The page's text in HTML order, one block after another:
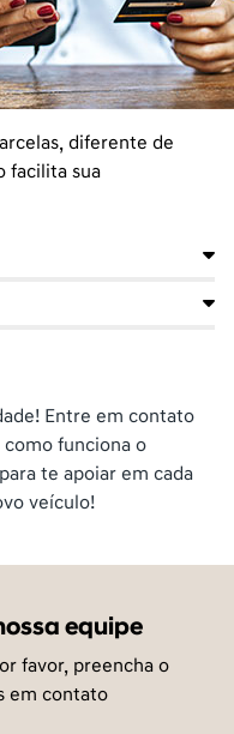
diferente de
facilita sua
Entre em contato
funciona o
te apoiar em cada
veículo!
equipe
favor, preencha o
em contato